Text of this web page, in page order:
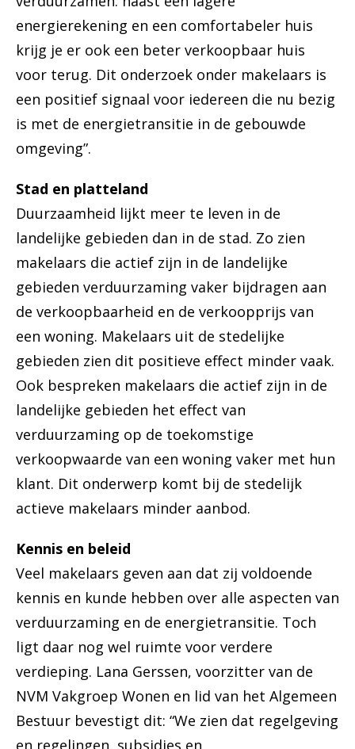
energierekening en een comfortabeler huis
krijg je er ook een beter verkoopbaar huis
voor terug. Dit onderzoek onder makelaars is
een positief signaal voor iedereen die nu bezig
is met de energietransitie in de gebouwde
omgeving”.
Stad en platteland
Duurzaamheid lijkt meer te leven in de
landelijke gebieden dan in de stad. Zo zien
makelaars die actief zijn in de landelijke
gebieden verduurzaming vaker bijdragen aan
de verkoopbaarheid en de verkoopprijs van
een woning. Makelaars uit de stedelijke
gebieden zien dit positieve effect minder vaak.
Ook bespreken makelaars die actief zijn in de
landelijke gebieden het effect van
verduurzaming op de toekomstige
verkoopwaarde van een woning vaker met hun
klant. Dit onderwerp komt bij de stedelijk
actieve makelaars minder aanbod.
Kennis en beleid
Veel makelaars geven aan dat zij voldoende
kennis en kunde hebben over alle aspecten van
verduurzaming en de energietransitie. Toch
ligt daar nog wel ruimte voor verdere
verdieping. Lana Gerssen, voorzitter van de
NVM Vakgroep Wonen en lid van het Algemeen
Bestuur bevestigt dit: “We zien dat regelgeving
en regelingen, subsidies en